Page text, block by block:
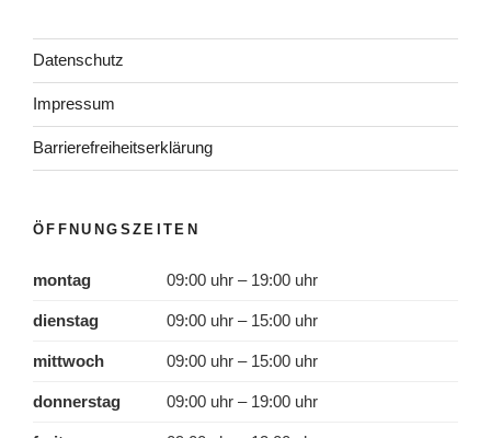
Datenschutz
Impressum
Barrierefreiheitserklärung
ÖFFNUNGSZEITEN
montag 09:00 uhr – 19:00 uhr
dienstag 09:00 uhr – 15:00 uhr
mittwoch 09:00 uhr – 15:00 uhr
donnerstag 09:00 uhr – 19:00 uhr